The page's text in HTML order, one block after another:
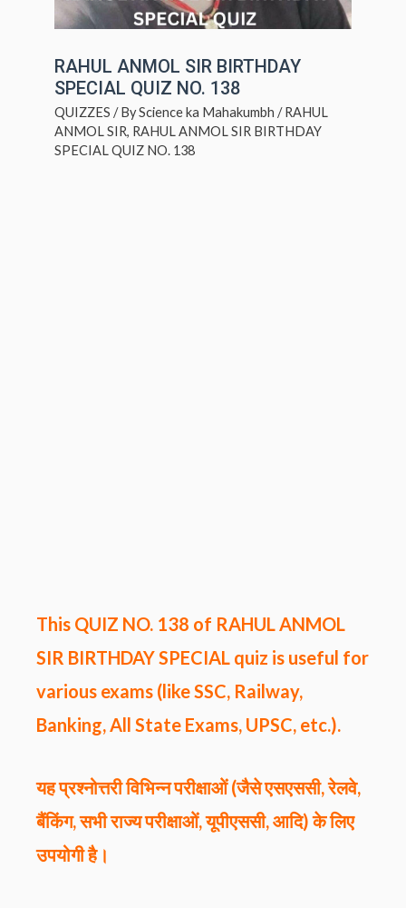
RAHUL ANMOL SIR BIRTHDAY
SPECIAL QUIZ NO. 138
QUIZZES / ByScience ka Mahakumbh /RAHUL
ANMOL SIR, RAHUL ANMOL SIR BIRTHDAY
SPECIAL QUIZ NO. 138
This QUIZ NO. 138 of RAHUL ANMOL
SIR BIRTHDAY SPECIAL quiz is useful for
various exams (like SSC, Railway,
Banking, All State Exams, UPSC, etc.).
यह प्रश्नोत्तरी विभिन्न परीक्षाओं (जैसे एसएससी, रेलवे,
बैंकिंग, सभी राज्य परीक्षाओं, यूपीएससी, आदि) के लिए
उपयोगी है।